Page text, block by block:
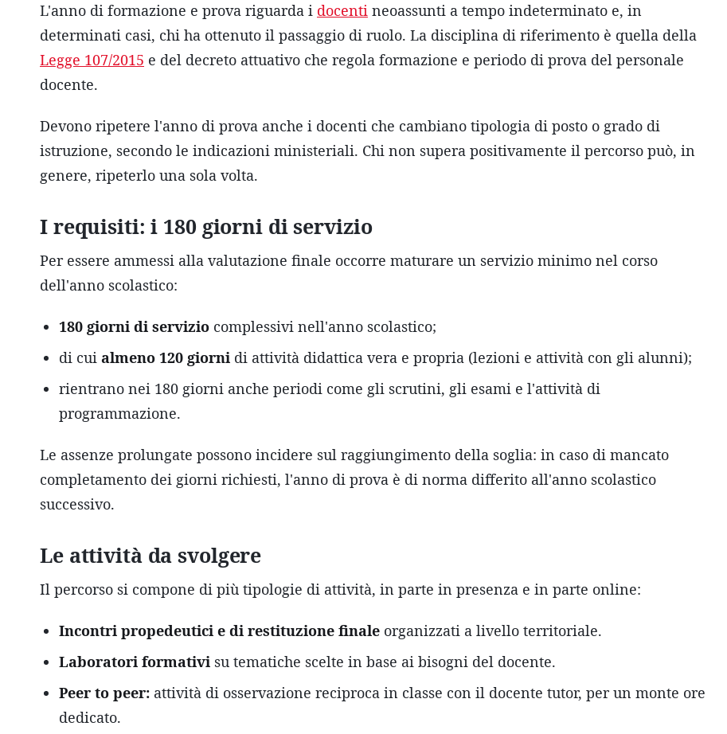
L'anno di formazione e prova riguarda i docenti neoassunti a tempo indeterminato e, in
determinati casi, chi ha ottenuto il passaggio di ruolo. La disciplina di riferimento è quella della
Legge 107/2015 e del decreto attuativo che regola formazione e periodo di prova del personale
docente.
Devono ripetere l'anno di prova anche i docenti che cambiano tipologia di posto o grado di
istruzione, secondo le indicazioni ministeriali. Chi non supera positivamente il percorso può, in
genere, ripeterlo una sola volta.
I requisiti: i 180 giorni di servizio
Per essere ammessi alla valutazione finale occorre maturare un servizio minimo nel corso
dell'anno scolastico:
180 giorni di servizio complessivi nell'anno scolastico;
di cui almeno 120 giorni di attività didattica vera e propria (lezioni e attività con gli alunni);
rientrano nei 180 giorni anche periodi come gli scrutini, gli esami e l'attività di
programmazione.
Le assenze prolungate possono incidere sul raggiungimento della soglia: in caso di mancato
completamento dei giorni richiesti, l'anno di prova è di norma differito all'anno scolastico
successivo.
Le attività da svolgere
Il percorso si compone di più tipologie di attività, in parte in presenza e in parte online:
Incontri propedeutici e di restituzione finale organizzati a livello territoriale.
Laboratori formativi su tematiche scelte in base ai bisogni del docente.
Peer to peer: attività di osservazione reciproca in classe con il docente tutor, per un monte ore
dedicato.